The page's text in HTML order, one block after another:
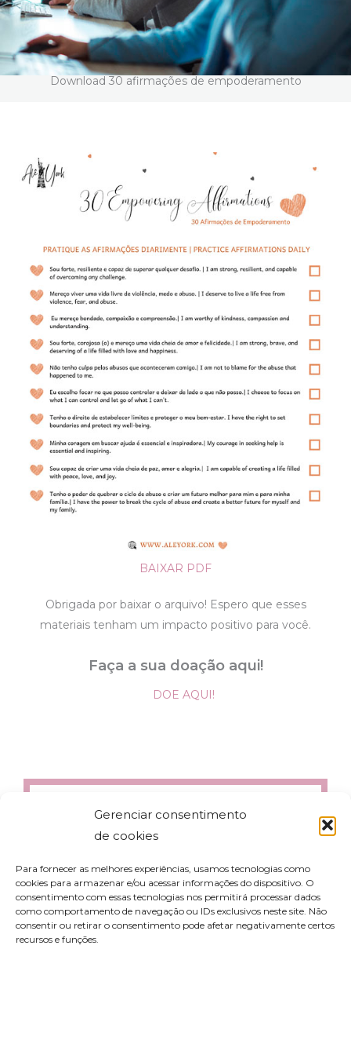
Gerenciar consentimento
de cookies
Para fornecer as melhores experiências, usamos tecnologias como
cookies para armazenar e/ou acessar informações do dispositivo. O
consentimento com essas tecnologias nos permitirá processar dados
como comportamento de navegação ou IDs exclusivos neste site. Não
consentir ou retirar o consentimento pode afetar negativamente certos
recursos e funções.
Download 30 afirmações de empoderamento
BAIXAR PDF
Obrigada por baixar o arquivo! Espero que esses
materiais tenham um impacto positivo para você.
Faça a sua doação aqui!
DOE AQUI!